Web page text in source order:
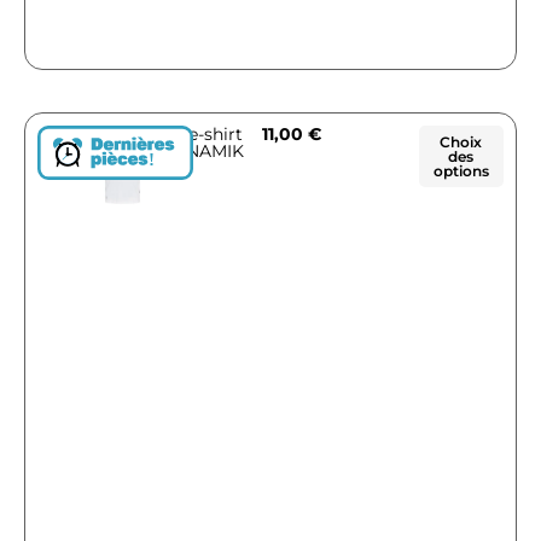
!
Tee-shirt
10NAMIK
11,00€
Choix
des
options